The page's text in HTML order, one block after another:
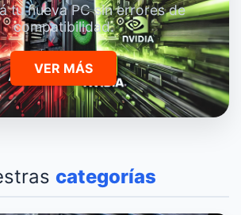
tu nueva PC sin errores de
compatibilidad.
VER MÁS
categorías